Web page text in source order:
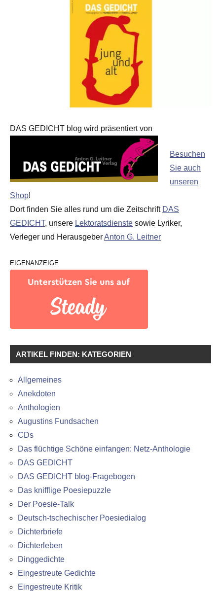
DAS GEDICHT blog wird präsentiert von
Besuchen
Sie auch
unseren
Shop!
Dort finden Sie alles rund um die Zeitschrift DAS
GEDICHT, unsere Lektoratsdienste sowie Lyriker,
Verleger und HerausgeberAnton G. Leitner
EIGENANZEIGE
ARTIKEL FINDEN: KATEGORIEN
Allgemeines
Anekdoten
Anthologien
Augustins Fundsachen
CDs
Das flüchtige Schöne einfangen: Netz-Anthologie
DAS GEDICHT
DAS GEDICHT blog-Fragebogen
Das knifflige Poesiepuzzle
Der Poesie-Talk
Deutsch-tschechischer Poesiedialog
Dichterbriefe
Dichterleben
Dinggedichte
Eingestreute Gedichte
Eingestreute Kritik